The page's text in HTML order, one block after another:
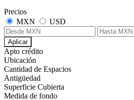
Precios
MXN
USD
Aplicar
Apto crédito
Ubicación
Cantidad de Espacios
Antigüedad
Superficie Cubierta
Medida de fondo